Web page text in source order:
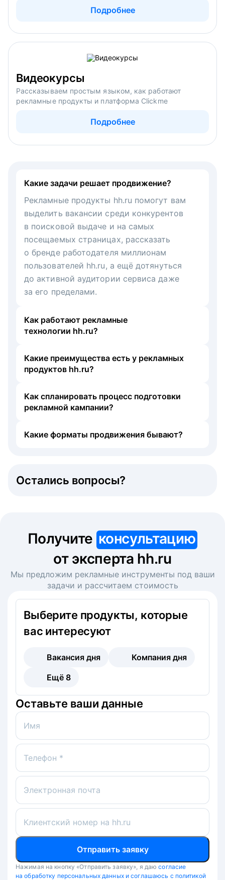
Подробнее
Видеокурсы
Рассказываем простым языком, как работают
рекламные продукты и платформа Clickme
Подробнее
Какие задачи решает продвижение?
Рекламные продукты hh.ru помогут вам
выделить вакансии среди конкурентов
в поисковой выдаче и на самых
посещаемых страницах, рассказать
о бренде работодателя миллионам
пользователей hh.ru, а ещё дотянуться
до активной аудитории сервиса даже
за его пределами.
Как работают рекламные
технологии hh.ru?
Какие преимущества есть у рекламных
продуктов hh.ru?
Как спланировать процесс подготовки
рекламной кампании?
Какие форматы продвижения бывают?
Остались вопросы?
Получите консультацию
от эксперта hh.ru
Мы предложим рекламные инструменты под ваши
задачи и рассчитаем стоимость
Выберите продукты, которые
вас интересуют
Вакансия дня
Компания дня
Ещё 8
Оставьте ваши данные
Имя
Телефон *
Электронная почта
Клиентский номер на hh.ru
Отправить заявку
Нажимая на кнопку «Отправить заявку», я даю согласие
на обработку персональных данных и соглашаюсь с политикой